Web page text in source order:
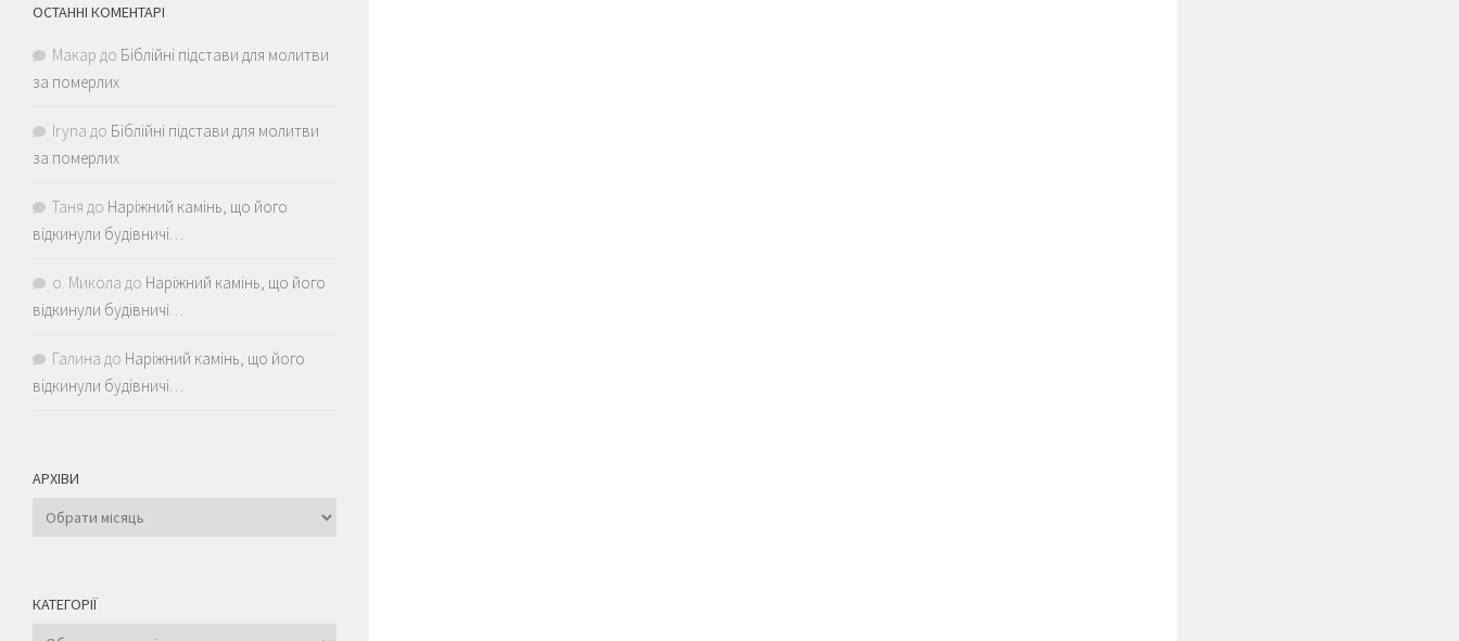
ОСТАННІ КОМЕНТАРІ
Макар до Біблійні підстави для молитви
за померлих
Iryna до Біблійні підстави для молитви
за померлих
Таня до Наріжний камінь, що його
відкинули будівничі…
о. Микола до Наріжний камінь, що його
відкинули будівничі…
Галина до Наріжний камінь, що його
відкинули будівничі…
АРХІВИ
Архіви
КАТЕГОРІЇ
Категорії